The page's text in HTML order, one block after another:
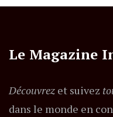
Le Magazine
Découvrez et suivez
dans le monde en